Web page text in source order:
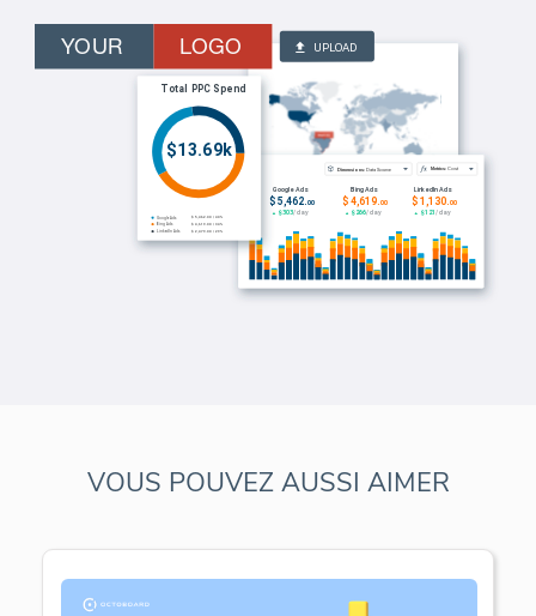
client.
VOUS POUVEZ AUSSI AIMER